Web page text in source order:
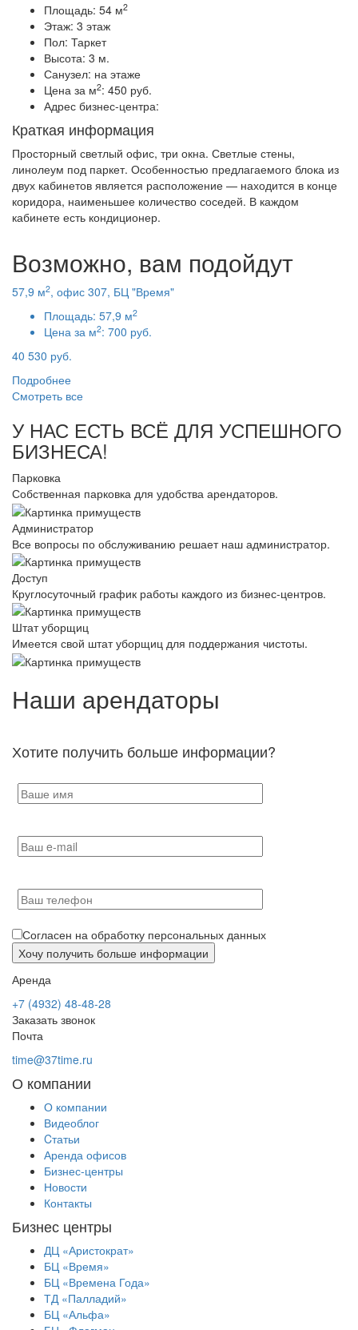
Площадь: 54 м2
Этаж: 3 этаж
Пол: Таркет
Высота: 3 м.
Санузел: на этаже
Цена за м2: 450 руб.
Адрес бизнес-центра:
Краткая информация
Просторный светлый офис, три окна. Светлые стены,
линолеум под паркет. Особенностью предлагаемого блока из
двух кабинетов является расположение — находится в конце
коридора, наименьшее количество соседей. В каждом
кабинете есть кондиционер.
Возможно, вам подойдут
57,9 м2, офис 307, БЦ "Время"
Площадь: 57,9 м2
Цена за м2: 700 руб.
40 530 руб.
Подробнее
Смотреть все
У НАС ЕСТЬ ВСЁ ДЛЯ УСПЕШНОГО
БИЗНЕСА!
Парковка
Собственная парковка для удобства арендаторов.
Администратор
Все вопросы по обслуживанию решает наш администратор.
Доступ
Круглосуточный график работы каждого из бизнес-центров.
Штат уборщиц
Имеется свой штат уборщиц для поддержания чистоты.
Наши арендаторы
Хотите получить больше информации?
Согласен на обработку персональных данных
Аренда
+7 (4932) 48-48-28
Заказать звонок
Почта
time@37time.ru
О компании
О компании
Видеоблог
Cтатьи
Аренда офисов
Бизнес-центры
Новости
Контакты
Бизнес центры
ДЦ «Аристократ»
БЦ «Время»
БЦ «Времена Года»
ТД «Палладий»
БЦ «Альфа»